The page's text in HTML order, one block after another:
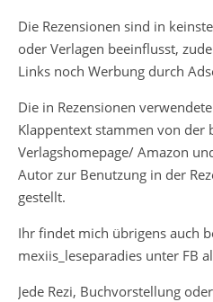
Die Rezensionen sind in
oder Verlagen beeinflusst,
Links noch Werbung durch
Die in Rezensionen
Klappentext stammen von der
Verlagshomepage/ Amazon
Autor zur Benutzung in der
gestellt.
Ihr findet mich übrigens auch
mexiis_leseparadies unter FB
Jede Rezi, Buchvorstellung